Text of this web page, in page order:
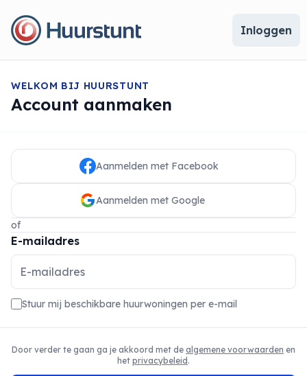
Inloggen
WELKOM BIJ HUURSTUNT
Account aanmaken
Aanmelden met Facebook
Aanmelden met Google
of
E-mailadres
Stuur mij beschikbare huurwoningen per e-mail
Door verder te gaan ga je akkoord met de algemene voorwaarden en
het privacybeleid .